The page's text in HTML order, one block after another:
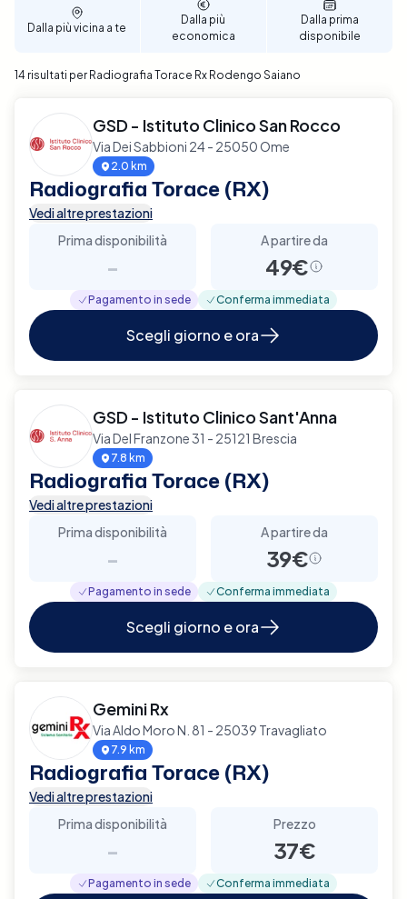
salute a Rodengo Saiano.
Dalla più vicina a te
Dalla più
economica
Dalla prima
disponibile
14 risultati per Radiografia Torace Rx Rodengo Saiano
GSD - Istituto Clinico San Rocco
Via Dei Sabbioni 24 - 25050 Ome
2.0 km
Radiografia Torace (RX)
Vedi altre prestazioni
Prima disponibilità
-
A partire da
49€
Pagamento in sede Conferma immediata
Scegli giorno e ora
GSD - Istituto Clinico Sant'Anna
Via Del Franzone 31 - 25121 Brescia
7.8 km
Radiografia Torace (RX)
Vedi altre prestazioni
Prima disponibilità
-
A partire da
39€
Pagamento in sede Conferma immediata
Scegli giorno e ora
Gemini Rx
Via Aldo Moro N. 81 - 25039 Travagliato
7.9 km
Radiografia Torace (RX)
Vedi altre prestazioni
Prima disponibilità
-
Prezzo
37€
Pagamento in sede Conferma immediata